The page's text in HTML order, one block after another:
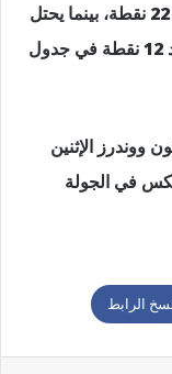
يحتل مانشستر يونايتد المركز الثامن برصيد 22 نقطة، بينما يحتل
وست هام يونايتد المركز الثامن عشر برصيد 12 نقطة في جدول
ووندرز الإثنين
في الجولة
الرابط